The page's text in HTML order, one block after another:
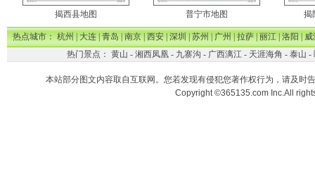
揭西县地图 普宁市地图 揭
热点城市：杭州|大连|青岛|南京|西安|深圳|苏州|广州|拉萨|丽江|洛阳|威
热门景点： 黄山 - 湘西凤凰- 九寨沟 - 广西漓江- 天涯海角 - 泰山 -
本站部分图文内容取自互联网。您若发现有侵犯您著作权行为，请及时
Copyright ©365135.com Inc.All